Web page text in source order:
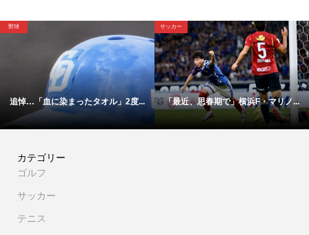
野球
追悼…「血に染まったタオル」2度...
サッカー
「最近、思春期で」横浜F・マリノ...
カテゴリー
ゴルフ
サッカー
テニス